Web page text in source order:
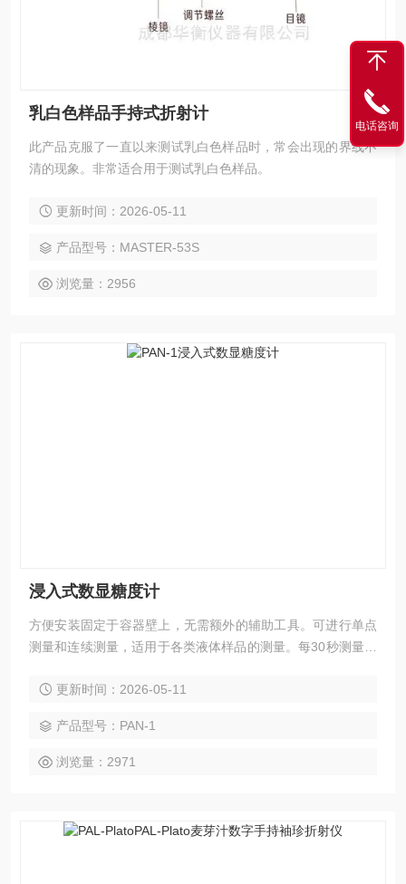
乳白色样品手持式折射计
此产品克服了一直以来测试乳白色样品时，常会出现的界线不
清的现象。非常适合用于测试乳白色样品。
更新时间：2026-05-11
产品型号：MASTER-53S
浏览量：2956
浸入式数显糖度计
方便安装固定于容器壁上，无需额外的辅助工具。可进行单点
测量和连续测量，适用于各类液体样品的测量。每30秒测量一
更新时间：2026-05-11
产品型号：PAN-1
浏览量：2971
电话咨询